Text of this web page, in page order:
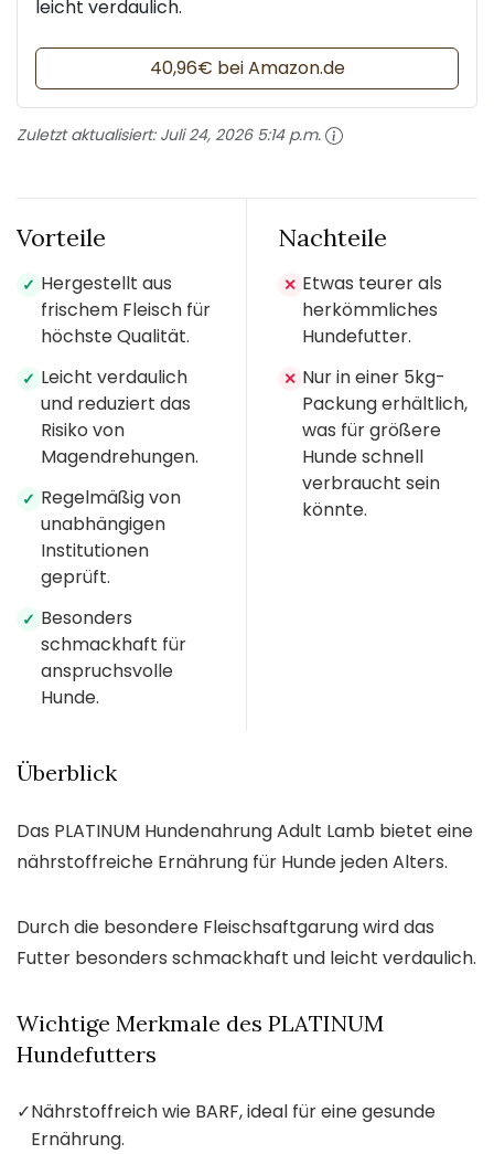
leicht verdaulich.
40,96€ bei Amazon.de
Zuletzt aktualisiert: Juli 24, 2026 5:14 p.m.
Vorteile
✓ Hergestellt aus
frischem Fleisch für
höchste Qualität.
✓ Leicht verdaulich
und reduziert das
Risiko von
Magendrehungen.
✓ Regelmäßig von
unabhängigen
Institutionen
geprüft.
✓ Besonders
schmackhaft für
anspruchsvolle
Hunde.
Nachteile
✕ Etwas teurer als
herkömmliches
Hundefutter.
✕ Nur in einer 5kg-
Packung erhältlich,
was für größere
Hunde schnell
verbraucht sein
könnte.
Überblick
Das PLATINUM Hundenahrung Adult Lamb bietet eine
nährstoffreiche Ernährung für Hunde jeden Alters.
Durch die besondere Fleischsaftgarung wird das
Futter besonders schmackhaft und leicht verdaulich.
Wichtige Merkmale des PLATINUM
Hundefutters
✓Nährstoffreich wie BARF, ideal für eine gesunde
Ernährung.